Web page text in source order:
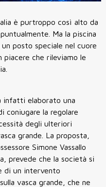
è purtroppo così alto da
Ma la piscina
posto speciale nel cuore
piacere che rileviamo le
infatti elaborato una
coniugare la regolare
degli ulteriori
grande. La proposta,
Simone Vassallo
prevede che la società si
di un intervento
vasca grande, che ne